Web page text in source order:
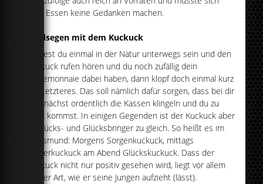
ums Essen keine Gedanken machen.
Geldsegen mit dem Kuckuck
Solltest du einmal in der Natur unterwegs sein und den
Kuckuck rufen hören und du noch zufällig dein
Portemonnaie dabei haben, dann klopf doch einmal kurz
auf Letzteres. Das soll nämlich dafür sorgen, dass bei dir
demnächst ordentlich die Kassen klingeln und du zu
Geld kommst. In einigen Gegenden ist der Kuckuck aber
Unglücks- und Glücksbringer zu gleich. So heißt es im
Volksmund: Morgens Sorgenkuckuck, mittags
Trauerkuckuck am Abend Glückskuckuck. Dass der
Kuckuck nicht nur positiv gesehen wird, liegt vor allem
an der Art, wie er seine Jungen aufzieht (lässt).